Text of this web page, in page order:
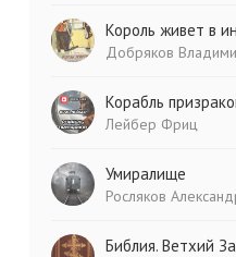
Король живет в
Добряков
Корабль
Лейбер Фриц
Умиралище
Росляков
Библия. Ветхий